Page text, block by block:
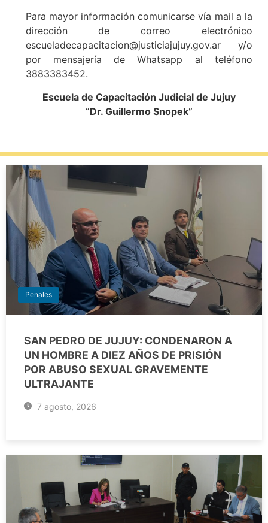
Para mayor información comunicarse vía mail a la
dirección de correo electrónico
escueladecapacitacion@justiciajujuy.gov.ar y/o
por mensajería de Whatsapp al teléfono
3883383452.
Escuela de Capacitación Judicial de Jujuy
“Dr. Guillermo Snopek”
Penales
SAN PEDRO DE JUJUY: CONDENARON A
UN HOMBRE A DIEZ AÑOS DE PRISIÓN
POR ABUSO SEXUAL GRAVEMENTE
ULTRAJANTE
7 agosto, 2026